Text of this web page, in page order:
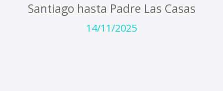
Santiago hasta Padre Las Casas
14/11/2025